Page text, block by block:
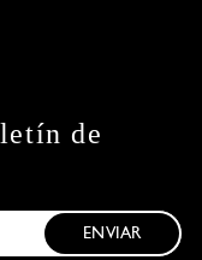
de
ENVIAR